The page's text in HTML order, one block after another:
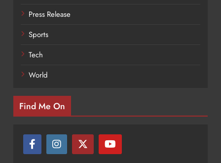
Press Release
Sports
Tech
World
Find Me On